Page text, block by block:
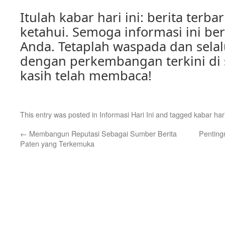
Itulah kabar hari ini: berita
ketahui. Semoga informasi ini
Anda. Tetaplah waspada dan
dengan perkembangan terkini di
kasih telah membaca!
This entry was posted in Informasi Hari Iniand tagged kabar
← Membangun Reputasi Sebagai Sumber Berita
Paten yang Terkemuka